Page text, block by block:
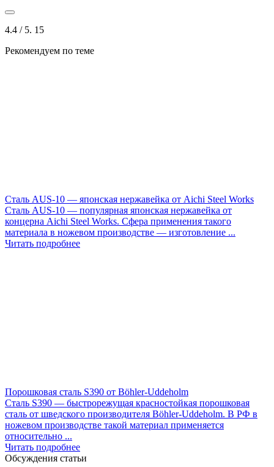
4.4 / 5. 15
Рекомендуем по теме
Сталь AUS-10 — японская нержавейка от Aichi Steel Works
Сталь AUS-10 — популярная японская нержавейка от
концерна Aichi Steel Works. Сфера применения такого
материала в ножевом производстве — изготовление ...
Читать подробнее
Порошковая сталь S390 от Böhler-Uddeholm
Сталь S390 — быстрорежущая красностойкая порошковая
сталь от шведского производителя Böhler-Uddeholm. В РФ в
ножевом производстве такой материал применяется
относительно ...
Читать подробнее
Обсуждения статьи